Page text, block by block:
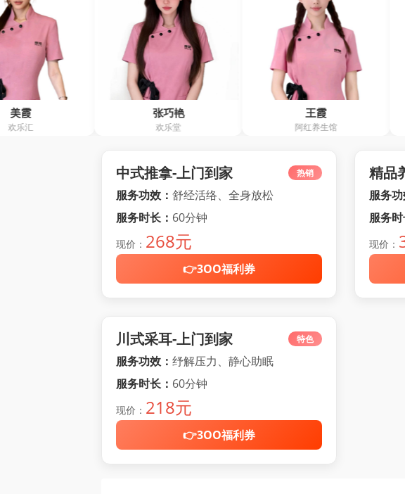
中式推拿-上门到家 热销
服务功效：舒经活络、全身放松
服务时长： 60分钟
现价： 268元
👉3OO福利券
精品
服务
服务
现价：
川式采耳-上门到家 特色
服务功效：纾解压力、静心助眠
服务时长： 60分钟
现价： 218元
👉3OO福利券